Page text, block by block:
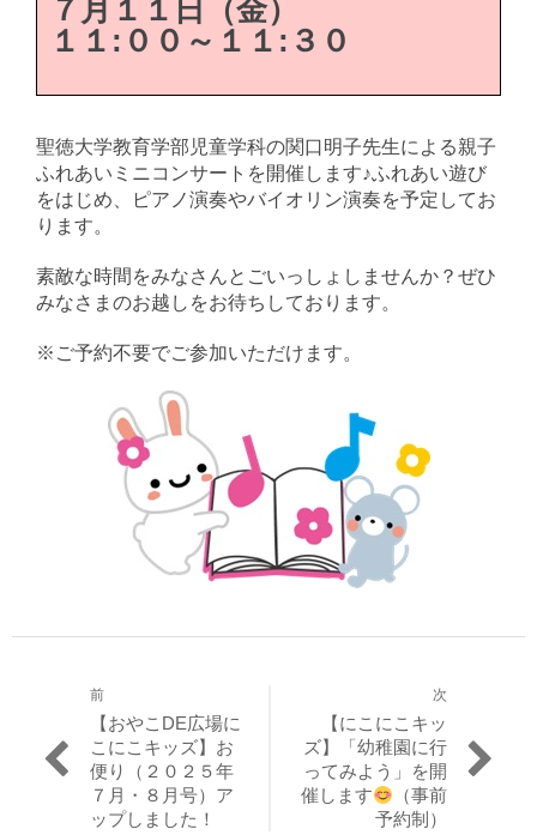
７月１１日（金）
１１: ００～１１:３０
聖徳大学教育学部児童学科の関口明子先生による親子
ふれあいミニコンサートを開催します♪ふれあい遊び
をはじめ、ピアノ演奏やバイオリン演奏を予定してお
ります。
素敵な時間をみなさんとごいっしょしませんか？ぜひ
みなさまのお越しをお待ちしております。
※ご予約不要でご参加いただけます。
稿
ナ
前
過
去
の
投
稿:
【おやこDE広場に
こにこキッズ】お
便り（２０２５年
７月・８月号）ア
ップしました！
次
稿:
【にこにこキッ
ズ】「幼稚園に行
ってみよう」を開
催します
（事前
予約制）